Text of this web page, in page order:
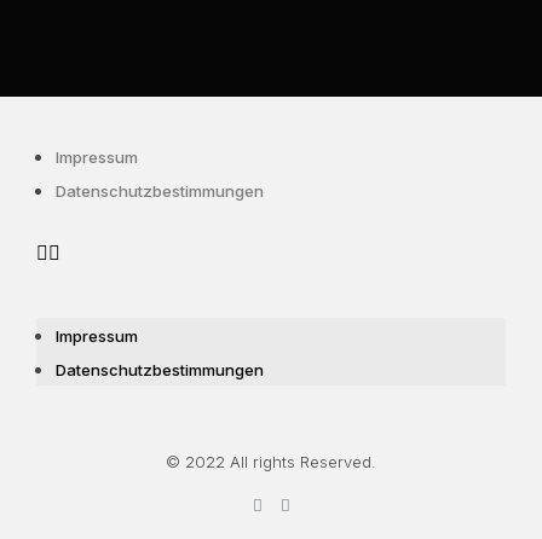
Impressum
Datenschutzbestimmungen
Impressum
Datenschutzbestimmungen
© 2022 All rights Reserved.